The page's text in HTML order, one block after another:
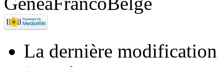
La dernière modification